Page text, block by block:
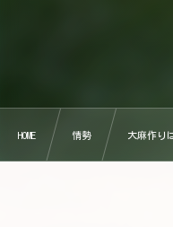
HOME 情勢 大麻作り